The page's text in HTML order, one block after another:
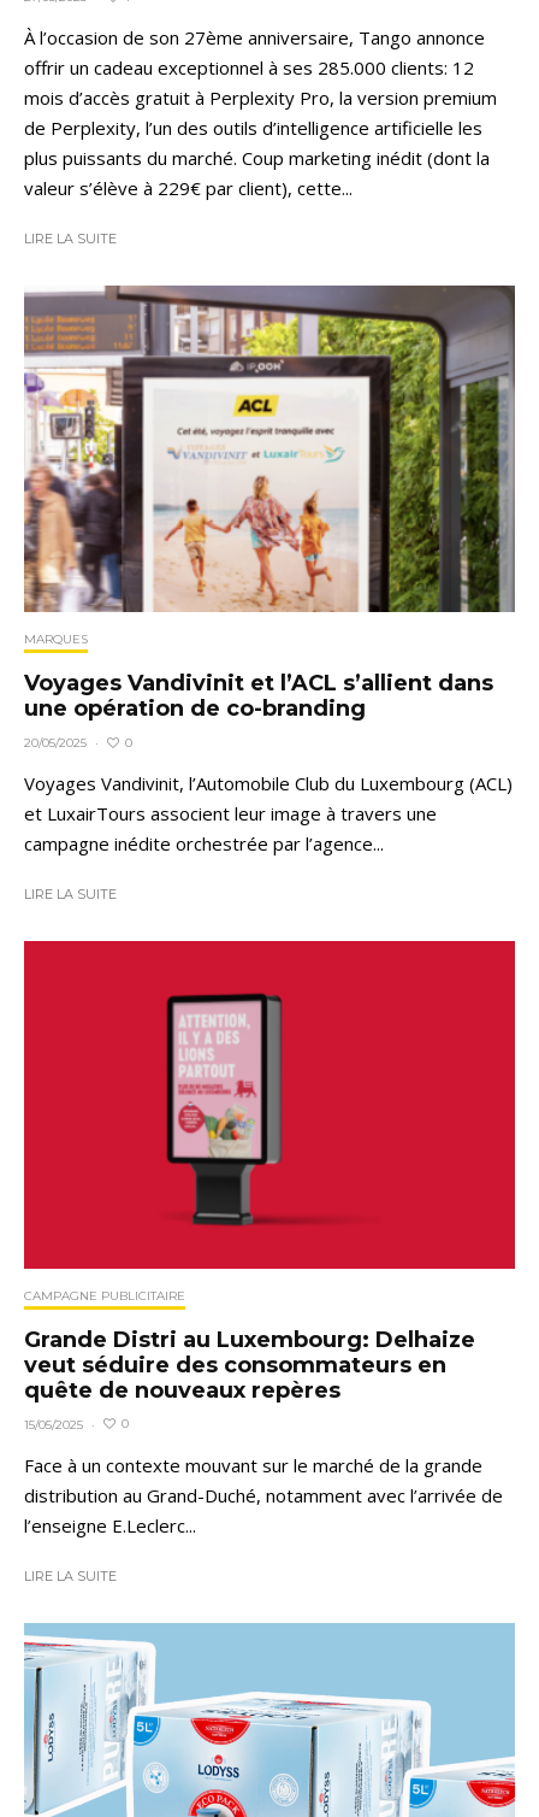
À l’occasion de son 27ème anniversaire, Tango annonce
offrir un cadeau exceptionnel à ses 285.000 clients: 12
mois d’accès gratuit à Perplexity Pro, la version premium
de Perplexity, l’un des outils d’intelligence artificielle les
plus puissants du marché. Coup marketing inédit (dont la
valeur s’élève à 229€ par client), cette...
LIRE LA SUITE
MARQUES
Voyages Vandivinit et l’ACL s’allient dans
une opération de co-branding
20/05/2025 · 0
Voyages Vandivinit, l’Automobile Club du Luxembourg (ACL)
et LuxairTours associent leur image à travers une
campagne inédite orchestrée par l’agence...
LIRE LA SUITE
CAMPAGNE PUBLICITAIRE
Grande Distri au Luxembourg: Delhaize
veut séduire des consommateurs en
quête de nouveaux repères
15/05/2025 · 0
Face à un contexte mouvant sur le marché de la grande
distribution au Grand-Duché, notamment avec l’arrivée de
l’enseigne E.Leclerc...
LIRE LA SUITE